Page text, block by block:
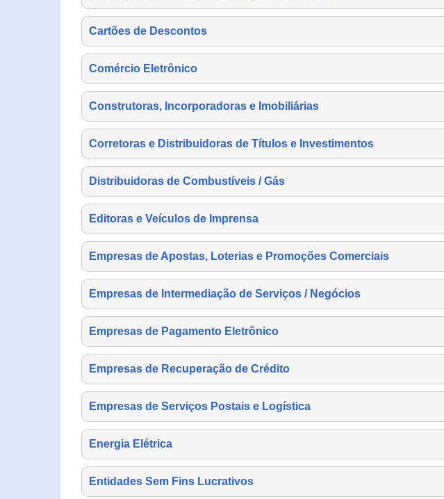
Cartões de Descontos
Comércio Eletrônico
Construtoras, Incorporadoras e Imobiliárias
Corretoras e Distribuidoras de Títulos e Investimentos
Distribuidoras de Combustíveis / Gás
Editoras e Veículos de Imprensa
Empresas de Apostas, Loterias e Promoções Comerciais
Empresas de Intermediação de Serviços / Negócios
Empresas de Pagamento Eletrônico
Empresas de Recuperação de Crédito
Empresas de Serviços Postais e Logística
Energia Elétrica
Entidades Sem Fins Lucrativos